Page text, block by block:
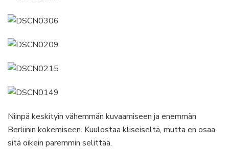
Niinpä keskityin vähemmän kuvaamiseen ja enemmän
Berliinin kokemiseen. Kuulostaa kliseiseltä, mutta en osaa
sitä oikein paremmin selittää.